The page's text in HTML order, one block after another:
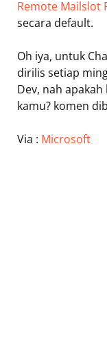
Remote Mailslot
secara default.
Oh iya, untuk
dirilis setiap
Dev, nah
kamu? komen
Via : Microsoft